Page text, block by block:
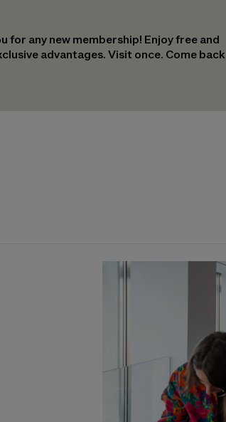
for any new membership! Enjoy free and
advantages. Visit once. Come back